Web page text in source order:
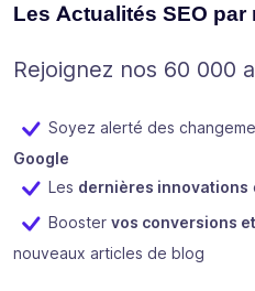
Les Actualités SEO par
Rejoignez nos 60 000
Soyez alerté des
Google
Les dernières innovations
Booster vos conversions
nouveaux articles de blog